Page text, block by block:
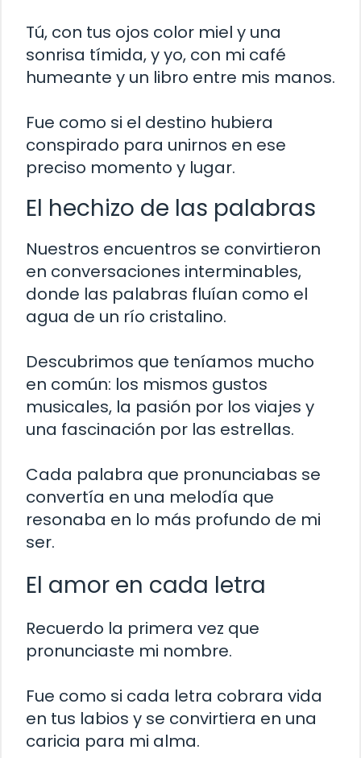
Tú, con tus ojos color miel y una
sonrisa tímida, y yo, con mi café
humeante y un libro entre mis manos.
Fue como si el destino hubiera
conspirado para unirnos en ese
preciso momento y lugar.
El hechizo de las palabras
Nuestros encuentros se convirtieron
en conversaciones interminables,
donde las palabras fluían como el
agua de un río cristalino.
Descubrimos que teníamos mucho
en común: los mismos gustos
musicales, la pasión por los viajes y
una fascinación por las estrellas.
Cada palabra que pronunciabas se
convertía en una melodía que
resonaba en lo más profundo de mi
ser.
El amor en cada letra
Recuerdo la primera vez que
pronunciaste mi nombre.
Fue como si cada letra cobrara vida
en tus labios y se convirtiera en una
caricia para mi alma.